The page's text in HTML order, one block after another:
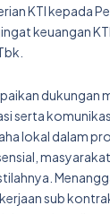
KTI kepada
keuangan
serta
lokal dalam
sub